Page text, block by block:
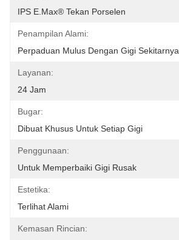
IPS E.max® Tekan Porselen
Penampilan Alami:
Perpaduan Mulus Dengan Gigi Sekitarnya
Layanan:
24 Jam
Bugar:
Dibuat Khusus Untuk Setiap Gigi
Penggunaan:
Untuk Memperbaiki Gigi Rusak
Estetika:
Terlihat Alami
Kemasan Rincian: